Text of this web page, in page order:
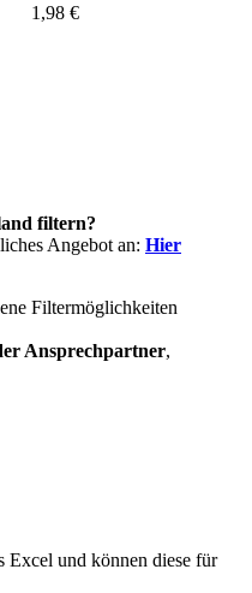
1,98 €
filtern?
Angebot an: Hier
Filtermöglichkeiten
Ansprechpartner,
Excel und können diese für